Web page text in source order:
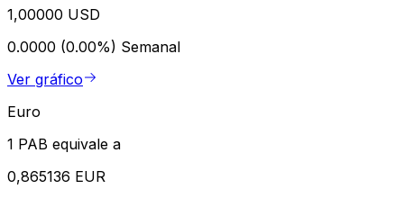
1,00000 USD
0.0000 (0.00%) Semanal
Ver gráfico
Euro
1 PAB equivale a
0,865136 EUR